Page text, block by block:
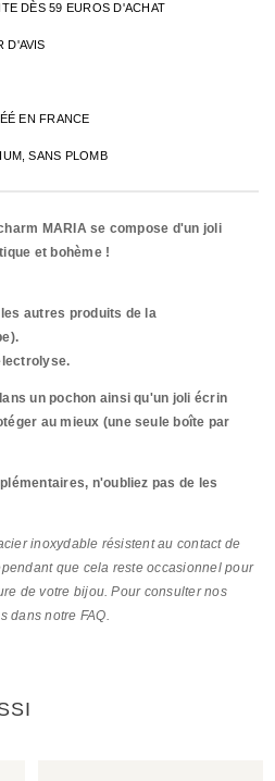
DÈS 59 EUROS D'ACHAT
D'AVIS
EN FRANCE
SANS PLOMB
MARIA se compose d'un joli
et bohème !
autres produits de la
un pochon ainsi qu'un joli écrin
au mieux (une seule boîte par
n'oubliez pas de les
inoxydable résistent au contact de
que cela reste occasionnel pour
de votre bijou. Pour consulter nos
dans notre FAQ.